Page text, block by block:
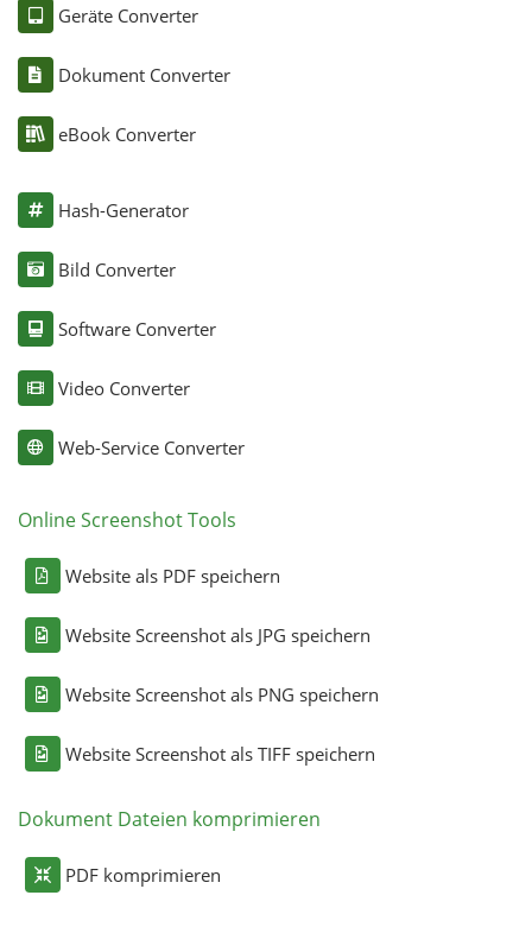
Geräte Converter
Dokument Converter
eBook Converter
Hash-Generator
Bild Converter
Software Converter
Video Converter
Web-Service Converter
Online Screenshot Tools
Website als PDF speichern
Website Screenshot als JPG speichern
Website Screenshot als PNG speichern
Website Screenshot als TIFF speichern
Dokument Dateien komprimieren
PDF komprimieren